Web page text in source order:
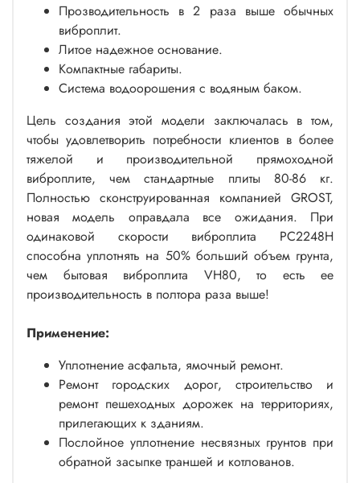
Прозводительность в 2 раза выше обычных
виброплит.
Литое надежное основание.
Компактные габариты.
Система водоорошения с водяным баком.
Цель создания этой модели заключалась в том,
чтобы удовлетворить потребности клиентов в более
тяжелой и производительной прямоходной
виброплите, чем стандартные плиты 80-86 кг.
Полностью сконструированная компанией GROST,
новая модель оправдала все ожидания. При
одинаковой скорости виброплита PC2248H
способна уплотнять на 50% больший объем грунта,
чем бытовая виброплита VH80, то есть ее
производительность в полтора раза выше!
Применение:
Уплотнение асфальта, ямочный ремонт.
Ремонт городских дорог, строительство и
ремонт пешеходных дорожек на территориях,
прилегающих к зданиям.
Послойное уплотнение несвязных грунтов при
обратной засыпке траншей и котлованов.